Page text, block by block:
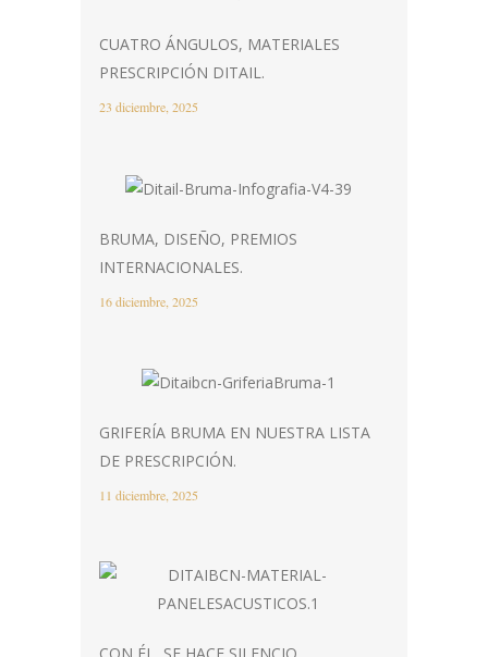
CUATRO ÁNGULOS, MATERIALES
PRESCRIPCIÓN DITAIL.
23 diciembre, 2025
BRUMA, DISEÑO, PREMIOS
INTERNACIONALES.
16 diciembre, 2025
GRIFERÍA BRUMA EN NUESTRA LISTA
DE PRESCRIPCIÓN.
11 diciembre, 2025